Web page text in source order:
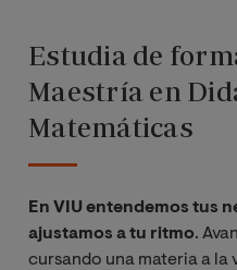
Estudia de
Maestría en
Matemáticas
En VIU entendemos tus
ajustamos a tu ritmo.
cursando una materia a la